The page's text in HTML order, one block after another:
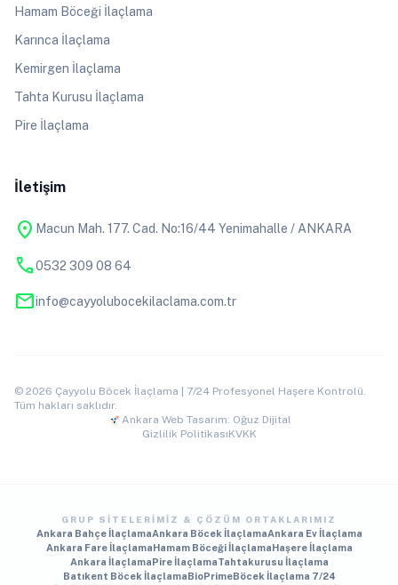
Hamam Böceği İlaçlama
Karınca İlaçlama
Kemirgen İlaçlama
Tahta Kurusu İlaçlama
Pire İlaçlama
İletişim
location_on Macun Mah. 177. Cad. No:16/44 Yenimahalle / ANKARA
phone0532 309 08 64
mailinfo@cayyolubocekilaclama.com.tr
© 2026 Çayyolu Böcek İlaçlama | 7/24 Profesyonel Haşere Kontrolü.
Tüm hakları saklıdır.
Ankara Web Tasarım: Oğuz Dijital
Gizlilik PolitikasıKVKK
GRUP SITELERIMIZ & ÇÖZÜM ORTAKLARIMIZ
Ankara Bahçe İlaçlamaAnkara Böcek İlaçlamaAnkara Ev İlaçlama
Ankara Fare İlaçlamaHamam Böceği İlaçlamaHaşere İlaçlama
Ankara İlaçlamaPire İlaçlamaTahtakurusu İlaçlama
Batıkent Böcek İlaçlamaBioPrimeBöcek İlaçlama 7/24